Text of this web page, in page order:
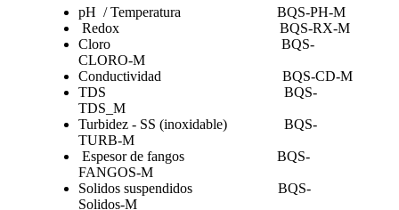
pH / Temperatura BQS-PH-M
Redox BQS-RX-M
Cloro BQS-
CLORO-M
Conductividad BQS-CD-M
TDS BQS-
TDS_M
Turbidez - SS (inoxidable) BQS-
TURB-M
Espesor de fangos BQS-
FANGOS-M
Solidos suspendidos BQS-
Solidos-M